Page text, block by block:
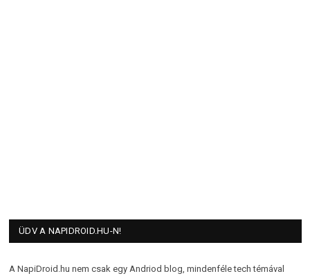
ÜDV A NAPIDROID.HU-N!
A NapiDroid.hu nem csak egy Andriod blog, mindenféle tech témával